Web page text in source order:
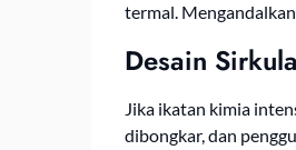
termal.
Desain
Jika ikatan kimia
dibongkar, dan